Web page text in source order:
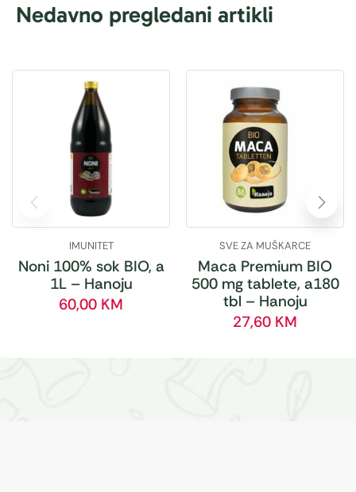
Nedavno pregledani artikli
IMUNITET
Noni 100% sok BIO, a
1L – Hanoju
60,00 KM
SVE ZA MUŠKARCE
Maca Premium BIO
500 mg tablete, a180
tbl – Hanoju
27,60 KM